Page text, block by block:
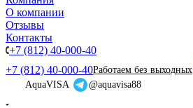
О компании
Отзывы
Контакты
+7 (812) 40-000-40
+7 (812) 40-000-40Работаем без выходных
AquaVISA
@aquavisa88